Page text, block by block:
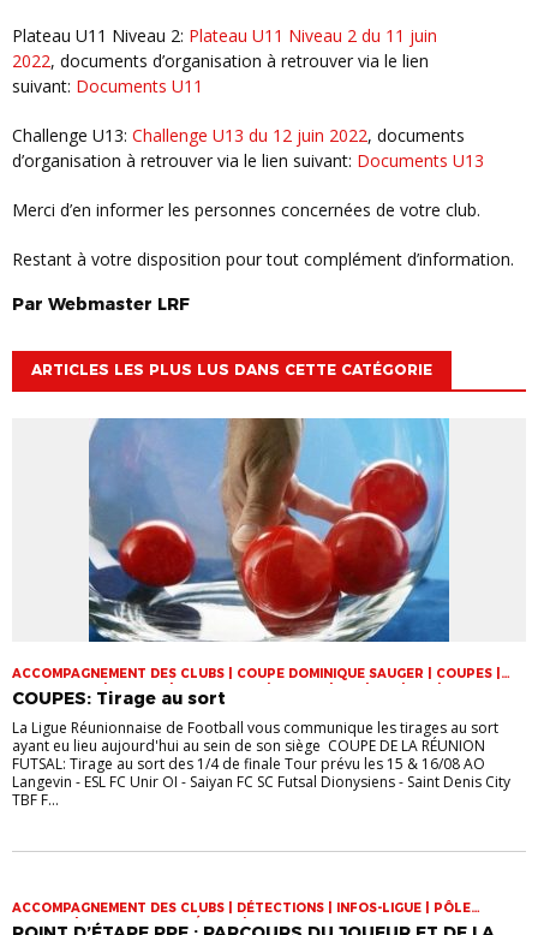
Plateau U11 Niveau 2: Plateau U11 Niveau 2 du 11 juin
2022, documents d’organisation à retrouver via le lien
suivant: Documents U11
Challenge U13: Challenge U13 du 12 juin 2022, documents
d’organisation à retrouver via le lien suivant: Documents U13
Merci d’en informer les personnes concernées de votre club.
Restant à votre disposition pour tout complément d’information.
Par Webmaster LRF
ARTICLES LES PLUS LUS DANS CETTE CATÉGORIE
ACCOMPAGNEMENT DES CLUBS | COUPE DOMINIQUE SAUGER | COUPES |
FOOT LOISIR | FUTSAL | INFOS-LIGUE | JEUNES | U14 | U15 | U17 | VIE DES
CLUBS
COUPES: Tirage au sort
La Ligue Réunionnaise de Football vous communique les tirages au sort
ayant eu lieu aujourd'hui au sein de son siège COUPE DE LA RÉUNION
FUTSAL: Tirage au sort des 1/4 de finale Tour prévu les 15 & 16/08 AO
Langevin - ESL FC Unir OI - Saiyan FC SC Futsal Dionysiens - Saint Denis City
TBF F...
ACCOMPAGNEMENT DES CLUBS | DÉTECTIONS | INFOS-LIGUE | PÔLE
ESPOIRS | SPORT-ETUDE FÉMININ | VIE DES CLUBS